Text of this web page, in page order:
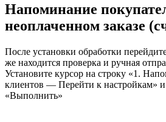
Напоминание
неоплаченном заказе
После установки обработки
же находится проверка и ручная
Установите курсор на строку «1.
клиентов — Перейти к настройкам»
«Выполнить»